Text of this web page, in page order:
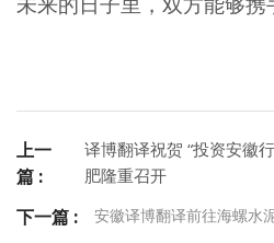
未来的日子里，双方能够携
上一
篇 :
译博翻译祝贺 “投资安徽
肥隆重召开
下一篇 : 安徽译博翻译前往海螺水